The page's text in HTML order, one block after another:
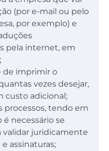
(por e-mail ou pelo
por exemplo) e
pela internet, em
de imprimir o
vezes desejar,
custo adicional;
processos, tendo em
é necessário se
validar juridicamente
assinaturas;